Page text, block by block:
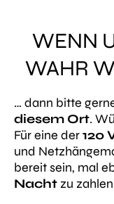
WENN
WAHR
… dann bitte
diesem Ort.
Für eine der120
und
bereit sein, mal
Nacht zu